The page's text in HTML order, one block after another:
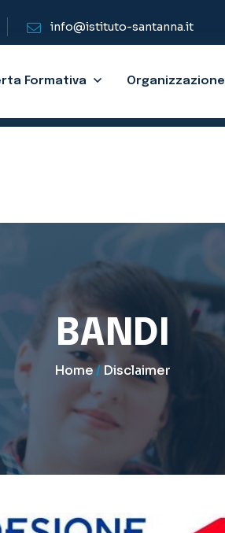
info@istituto-santanna.it
Formativa Organizzazione
BANDI
Home/ Disclaimer